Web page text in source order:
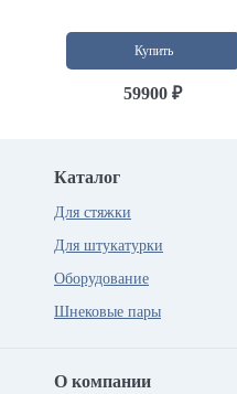
Купить
59900 ₽
Каталог
Для стяжки
Для штукатурки
Оборудование
Шнековые пары
О компании